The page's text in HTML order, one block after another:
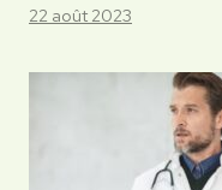
22 août 2023